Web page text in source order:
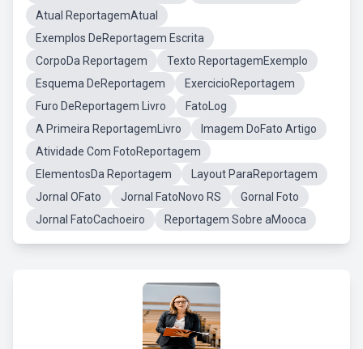
Atual ReportagemAtual
Exemplos DeReportagem Escrita
CorpoDa Reportagem
Texto ReportagemExemplo
Esquema DeReportagem
ExercicioReportagem
Furo DeReportagem Livro
FatoLog
A Primeira ReportagemLivro
Imagem DoFato Artigo
Atividade Com FotoReportagem
ElementosDa Reportagem
Layout ParaReportagem
Jornal OFato
Jornal FatoNovo RS
Gornal Foto
Jornal FatoCachoeiro
Reportagem Sobre aMooca